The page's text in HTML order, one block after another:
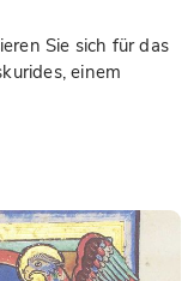
Sie sich für das
einem